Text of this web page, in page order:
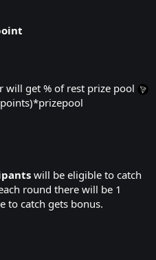
will get % of rest prize pool
will be eligible to catch
round there will be 1
to catch gets bonus.